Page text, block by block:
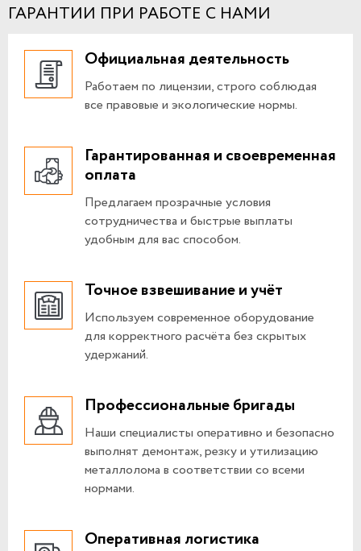
ГАРАНТИИ ПРИ РАБОТЕ С НАМИ
Официальная деятельность
Работаем по лицензии, строго соблюдая
все правовые и экологические нормы.
Гарантированная и своевременная
оплата
Предлагаем прозрачные условия
сотрудничества и быстрые выплаты
удобным для вас способом.
Точное взвешивание и учёт
Используем современное оборудование
для корректного расчёта без скрытых
удержаний.
Профессиональные бригады
Наши специалисты оперативно и безопасно
выполнят демонтаж, резку и утилизацию
металлолома в соответствии со всеми
нормами.
Оперативная логистика